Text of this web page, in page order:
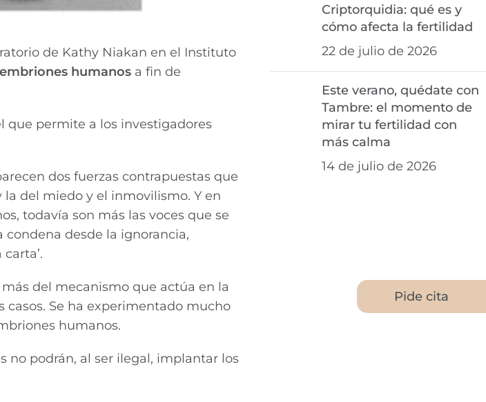
de Kathy Niakan en el Instituto
humanos a fin de
que permite a los investigadores
dos fuerzas contrapuestas que
del miedo y el inmovilismo. Y en
todavía son más las voces que se
desde la ignorancia,
del mecanismo que actúa en la
Se ha experimentado mucho
humanos.
no podrán, al ser ilegal, implantar los
Criptorquidia: qué es y
cómo afecta la fertilidad
22 de julio de 2026
Este verano, quédate con
Tambre: el momento de
mirar tu fertilidad con
más calma
14 de julio de 2026
Pide cita